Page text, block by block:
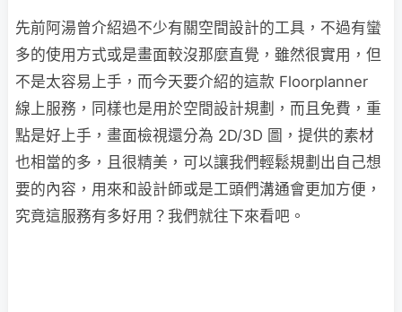
先前阿湯曾介紹過不少有關空間設計的工具，不過有蠻
多的使用方式或是畫面較沒那麼直覺，雖然很實用，但
不是太容易上手，而今天要介紹的這款 Floorplanner
線上服務，同樣也是用於空間設計規劃，而且免費，重
點是好上手，畫面檢視還分為 2D/3D 圖，提供的素材
也相當的多，且很精美，可以讓我們輕鬆規劃出自己想
要的內容，用來和設計師或是工頭們溝通會更加方便，
究竟這服務有多好用？我們就往下來看吧。